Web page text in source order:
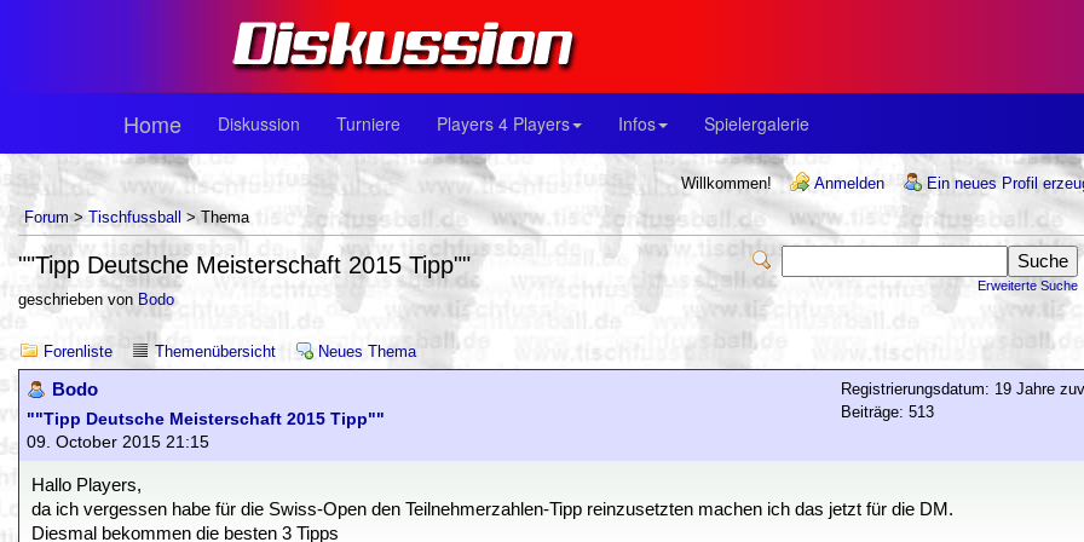
Home Diskussion Turniere Players 4 Players Infos Spielergalerie
Willkommen! Anmelden
Ein neues Profil
Forum > Tischfussball > Thema
Erweiterte Suche
""Tipp Deutsche Meisterschaft 2015 Tipp""
geschrieben von Bodo
Forenliste Themenübersicht Neues Thema
Bodo
""Tipp Deutsche Meisterschaft 2015 Tipp""
09. October 2015 21:15
Registrierungsdatum: 19 Jahre
Beiträge: 513
Hallo Players,
da ich vergessen habe für die Swiss-Open den Teilnehmerzahlen-Tipp reinzusetzten machen ich das jetzt für die DM.
Diesmal bekommen die besten 3 Tipps